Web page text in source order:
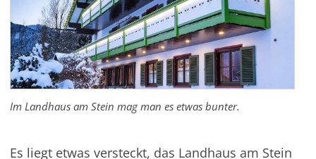
Im Landhaus am Stein mag man es etwas bunter.
Es liegt etwas versteckt, das Landhaus am Stein